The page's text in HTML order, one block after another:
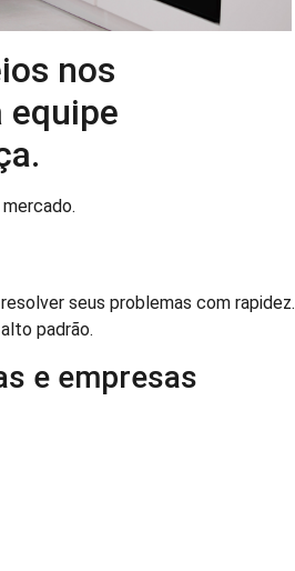
nos
equipe
seus problemas com rapidez.
padrão.
e empresas